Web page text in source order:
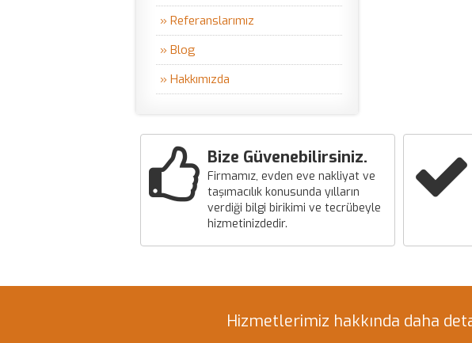
» Referanslarımız
» Blog
» Hakkımızda
Bize Güvenebilirsiniz.
Firmamız, evden eve nakliyat ve
taşımacılık konusunda yılların
verdiği bilgi birikimi ve tecrübeyle
hizmetinizdedir.
Hizmetlerimiz hakkında daha